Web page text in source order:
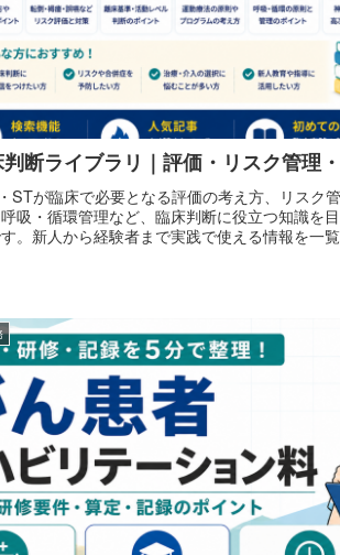
断ライブラリ｜評価・リスク管理
STが臨床で必要となる評価の考え方、リスク
吸・循環管理など、臨床判断に役立つ知識を
。新人から経験者まで実践で使える情報を一覧